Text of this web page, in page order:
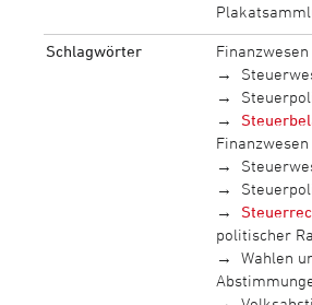
Schlagwörter
Finanzwesen
Finanzwesen
politischer
Wahlen